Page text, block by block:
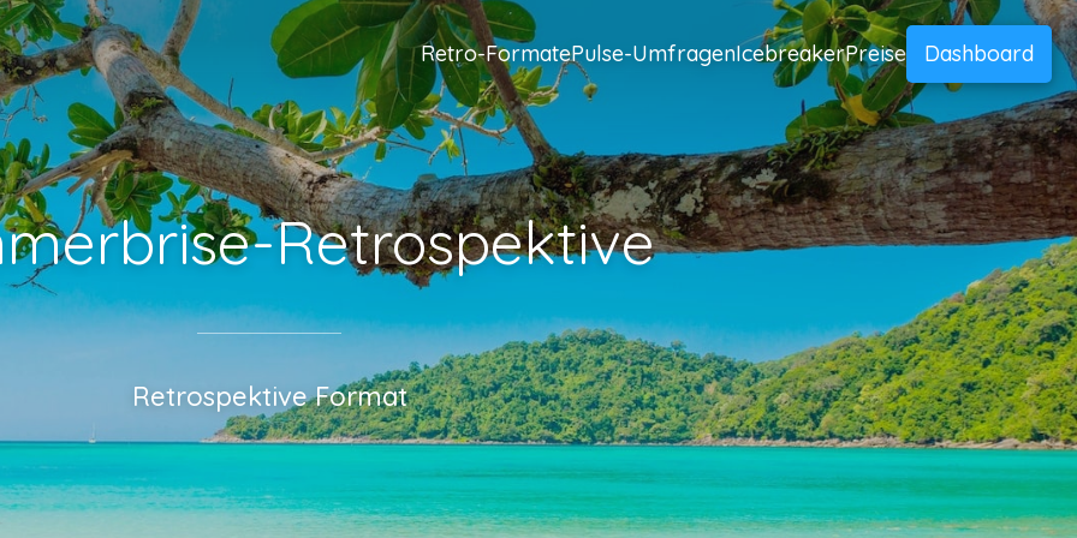
Retro-FormatePulse-UmfragenIcebreakerPreise Dashboard
Retrospektive
Retrospektive Format